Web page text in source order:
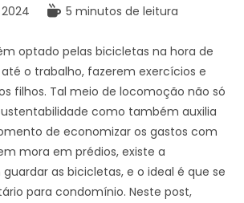
5 minutos de leitura
optado pelas bicicletas na hora de
o trabalho, fazerem exercícios e
filhos. Tal meio de locomoção não só
como também auxilia
de economizar os gastos com
mora em prédios, existe a
as bicicletas, e o ideal é que se
para condomínio. Neste post,